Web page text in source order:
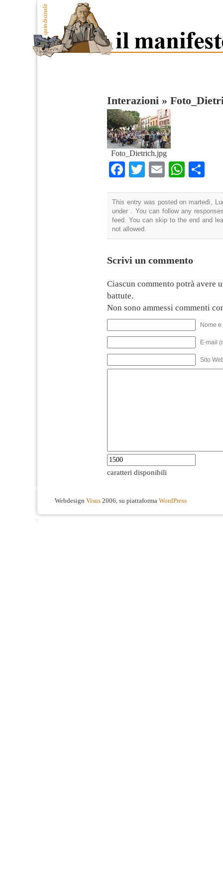
Interazioni »
Foto_Dietrich.jpg
Facebook
TwitterEmail
This entry was posted on martedì,
under . You can follow any
feed. You can skip to the end and
not allowed.
Scrivi un commento
Ciascun commento potrà avere
battute.
Non sono ammessi commenti
Nome
E-mail
Sito
caratteri disponibili
Webdesign Visus 2006, su piattaforma WordPress